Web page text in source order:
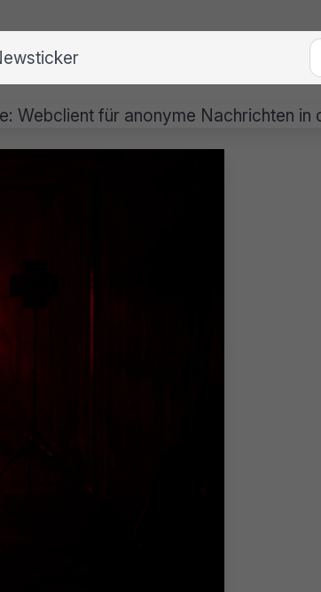
Webclient für anonyme Nachrichten in